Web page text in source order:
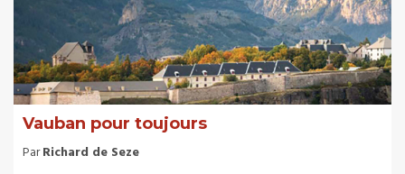
Vauban pour toujours
ParRichard de Seze